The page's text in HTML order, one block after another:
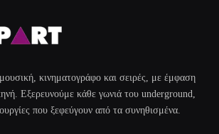
κινηματογράφο και σειρές, με έμφαση
Εξερευνούμε κάθε γωνιά του underground,
που ξεφεύγουν από τα συνηθισμένα.